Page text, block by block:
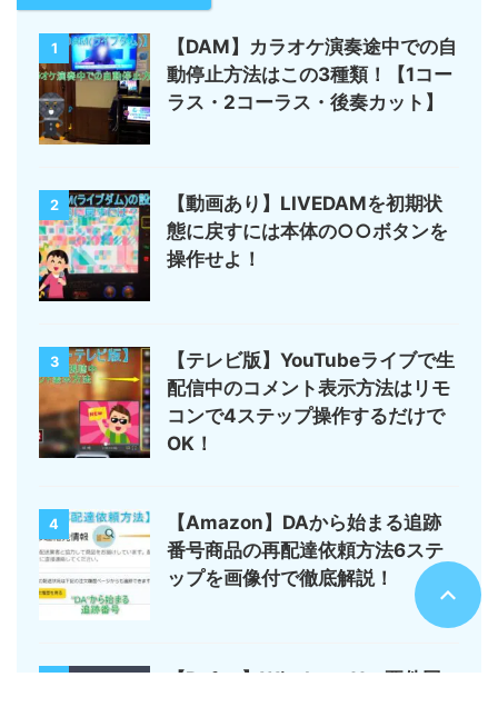
1
【DAM】カラオケ演奏途中での自
動停止方法はこの3種類！【1コー
ラス・2コーラス・後奏カット】
2
【動画あり】LIVEDAMを初期状
態に戻すには本体の○○ボタンを
操作せよ！
3
【テレビ版】YouTubeライブで生
配信中のコメント表示方法はリモ
コンで4ステップ操作するだけで
OK！
4
【Amazon】DAから始まる追跡
番号商品の再配達依頼方法6ステ
ップを画像付で徹底解説！
【Rufus】Windows11の要件回